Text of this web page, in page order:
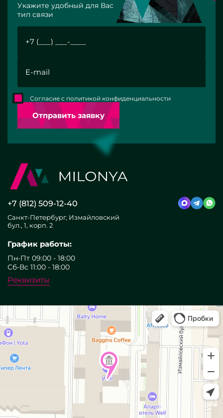
Укажите удобный для Вас
тип связи
Отправить заявку
Согласие с политикой конфиденциальности
+7 (812) 509-12-40
Санкт-Петербург, Измайловский
бул., 1, корп. 2
График работы:
Пн-Пт 09:00 - 18:00
Сб-Вс 11:00 - 18:00
Реквизиты